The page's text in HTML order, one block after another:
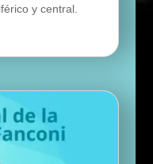
y central.